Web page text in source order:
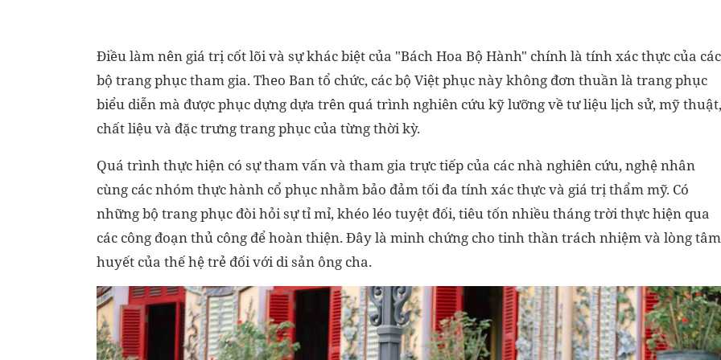
Điều làm nên giá trị cốt lõi và sự khác biệt của "Bách Hoa Bộ Hành" chính là tính xác thực của các
bộ trang phục tham gia. Theo Ban tổ chức, các bộ Việt phục này không đơn thuần là trang phục
biểu diễn mà được phục dựng dựa trên quá trình nghiên cứu kỹ lưỡng về tư liệu lịch sử, mỹ thuật,
chất liệu và đặc trưng trang phục của từng thời kỳ.
Quá trình thực hiện có sự tham vấn và tham gia trực tiếp của các nhà nghiên cứu, nghệ nhân
cùng các nhóm thực hành cổ phục nhằm bảo đảm tối đa tính xác thực và giá trị thẩm mỹ. Có
những bộ trang phục đòi hỏi sự tỉ mỉ, khéo léo tuyệt đối, tiêu tốn nhiều tháng trời thực hiện qua
các công đoạn thủ công để hoàn thiện. Đây là minh chứng cho tinh thần trách nhiệm và lòng tâm
huyết của thế hệ trẻ đối với di sản ông cha.